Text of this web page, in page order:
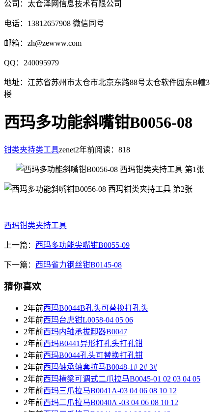
公司：太仓泽网信息技术有限公司
电话：13812657908 微信同号
邮箱：zh@zewww.com
QQ：240095979
地址：江苏省苏州市太仓市北京东路88号太仓软件园东B幢3
楼
西玛多功能斜嘴钳B0056-08
钳类夹持类工具zenet2年前阅读：818
西玛钳类夹持工具
上一篇： 西玛多功能尖嘴钳B0055-09
下一篇： 西玛省力钢丝钳B0145-08
猜你喜欢
2年前西玛B0044B孔头可替换打孔头
2年前西玛台虎钳L0058-04 05 06
2年前西玛内轴承拔卸器B0047
2年前西玛B0441异形打孔头打孔钳
2年前西玛B0044孔头可替换打孔钳
2年前西玛轴承轴套拉马B0048-1# 2# 3#
2年前西玛横梁可调式二爪拉马B0045-01 02 03 04 05
2年前西玛三爪拉马B0041A-03 04 06 08 10 12
2年前西玛二爪拉马B0040A -03 04 06 08 10 12